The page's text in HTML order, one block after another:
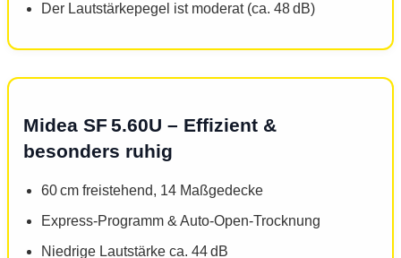
Der Lautstärkepegel ist moderat (ca. 48 dB)
Midea SF 5.60U – Effizient &
besonders ruhig
60 cm freistehend, 14 Maßgedecke
Express-Programm & Auto-Open-Trocknung
Niedrige Lautstärke ca. 44 dB